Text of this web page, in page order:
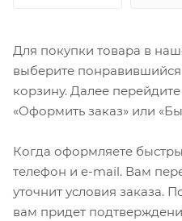
Для покупки товара в
выберите понравившийся
корзину. Далее
«Оформить заказ» или
Когда оформляете
телефон и e-mail. Вам
уточнит условия заказа.
вам придет